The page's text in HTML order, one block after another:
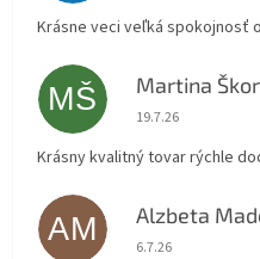
Krásne veci veľká spokojnosť
MŠ Martina
Hodnotenie
19.7.26
Krásny kvalitný tovar rýchle
AM Alzbeta
Hodnotenie
6.7.26